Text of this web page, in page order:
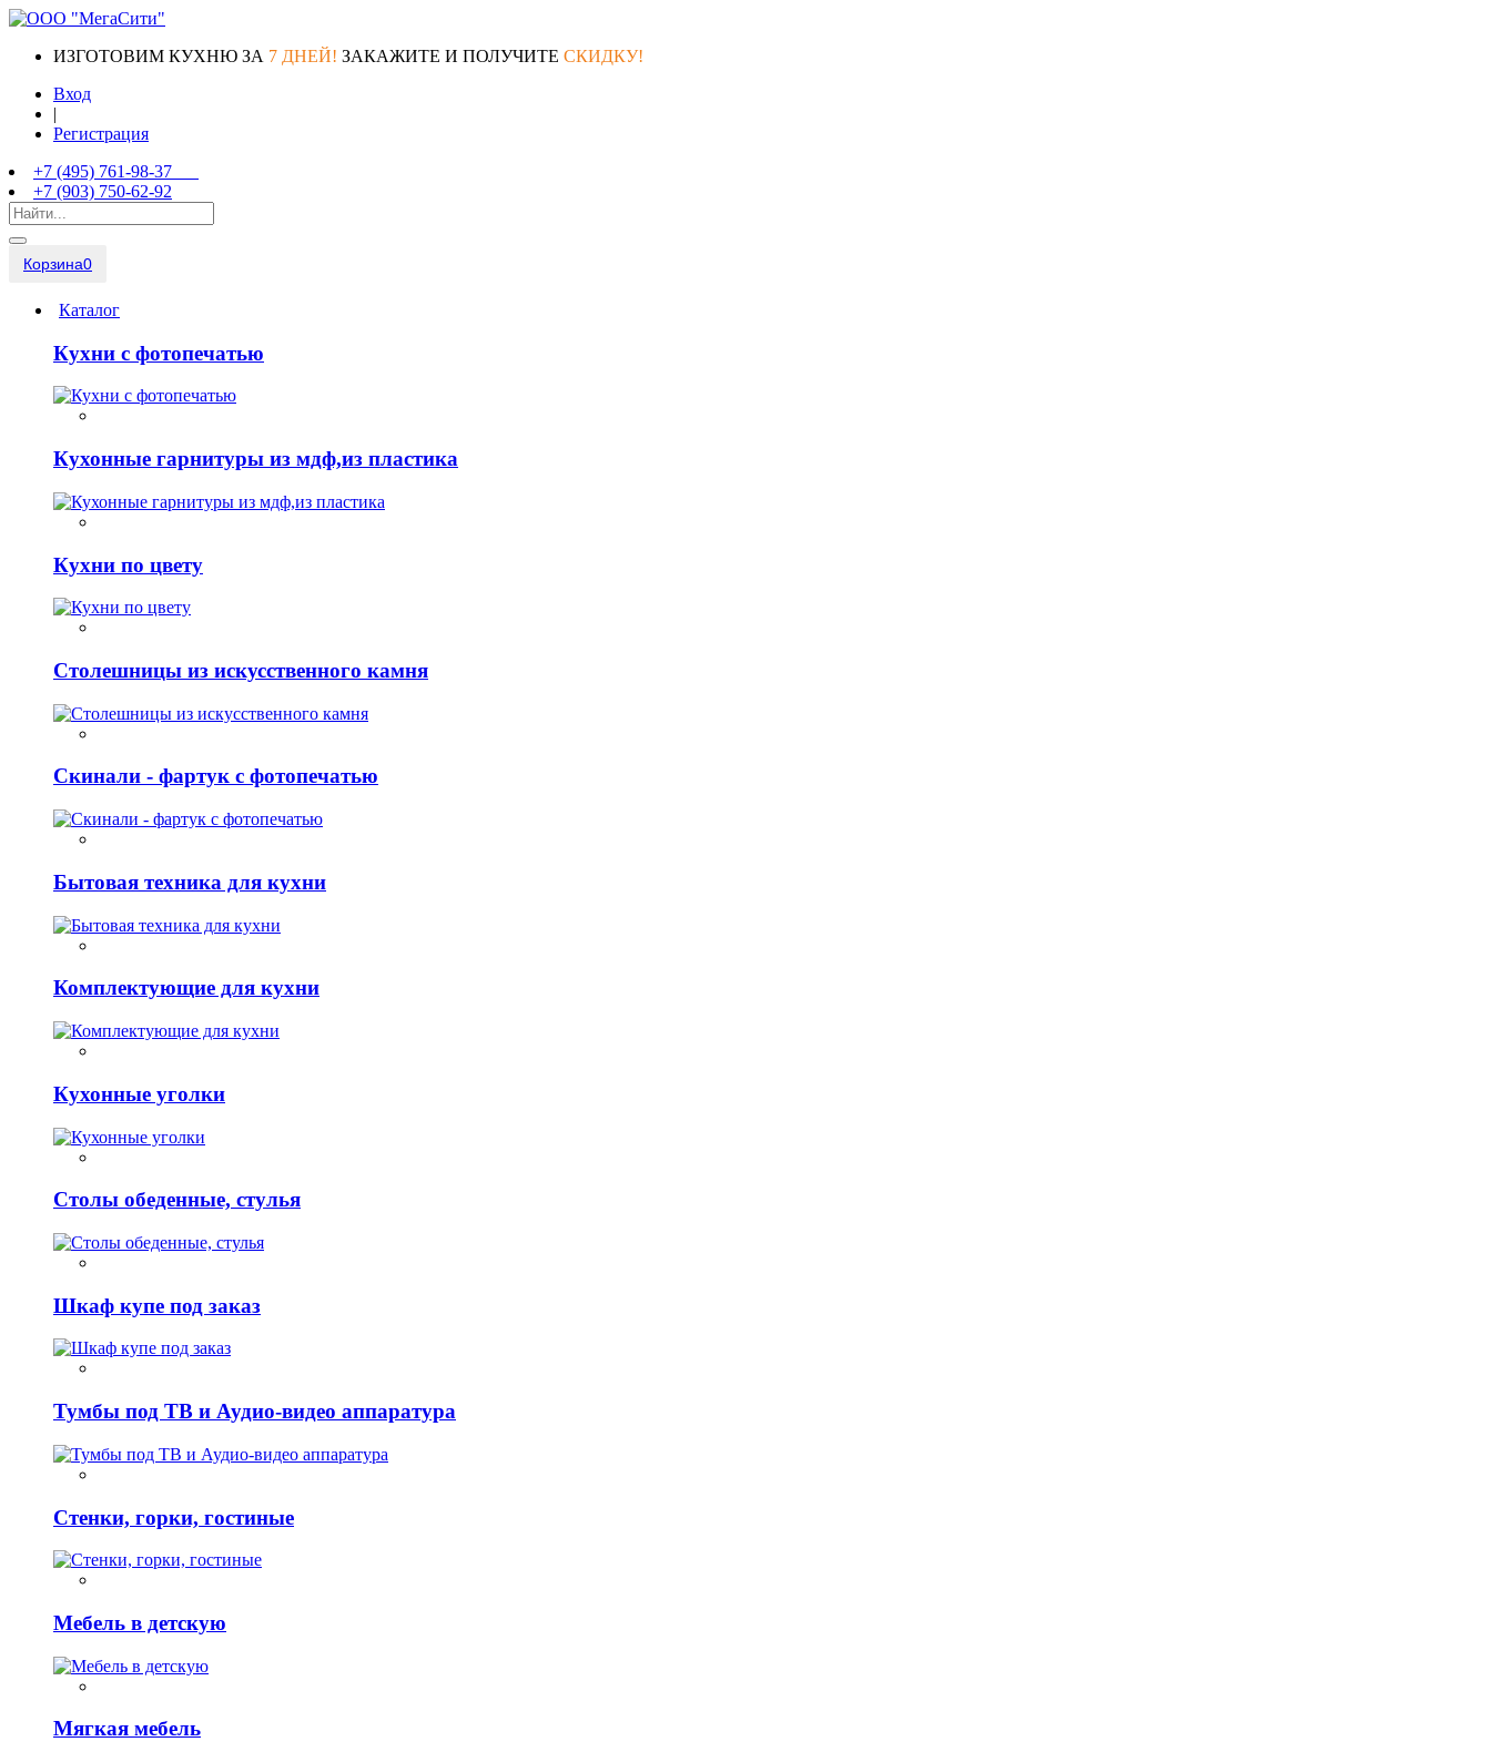
ИЗГОТОВИМ КУХНЮ ЗА 7 ДНЕЙ! ЗАКАЖИТЕ И ПОЛУЧИТЕ СКИДКУ!
Вход
|
Регистрация
+7 (495) 761-98-37
+7 (903) 750-62-92
Корзина0
Каталог
Кухни с фотопечатью
Кухонные гарнитуры из мдф,из пластика
Кухни по цвету
Столешницы из искусственного камня
Скинали - фартук с фотопечатью
Бытовая техника для кухни
Комплектующие для кухни
Кухонные уголки
Столы обеденные, стулья
Шкаф купе под заказ
Тумбы под ТВ и Аудио-видео аппаратура
Стенки, горки, гостиные
Мебель в детскую
Мягкая мебель